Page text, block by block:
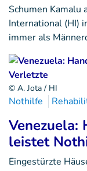
Schumen Kamalu
International (HI)
immer als
© A. Jota / HI
Nothilfe
Venezuela:
leistet
Eingestürzte